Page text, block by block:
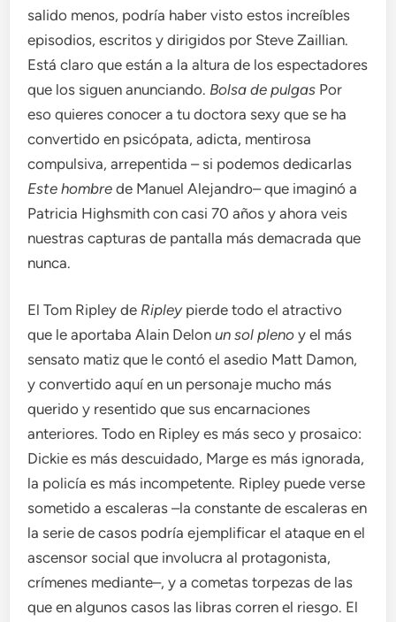
salido menos, podría haber visto estos increíbles
episodios, escritos y dirigidos por Steve Zaillian.
Está claro que están a la altura de los espectadores
que los siguen anunciando. Bolsa de pulgas Por
eso quieres conocer a tu doctora sexy que se ha
convertido en psicópata, adicta, mentirosa
compulsiva, arrepentida – si podemos dedicarlas
Este hombre de Manuel Alejandro– que imaginó a
Patricia Highsmith con casi 70 años y ahora veis
nuestras capturas de pantalla más demacrada que
nunca.
El Tom Ripley de Ripley pierde todo el atractivo
que le aportaba Alain Delon un sol plenoy el más
sensato matiz que le contó el asedio Matt Damon,
y convertido aquí en un personaje mucho más
querido y resentido que sus encarnaciones
anteriores. Todo en Ripley es más seco y prosaico:
Dickie es más descuidado, Marge es más ignorada,
la policía es más incompetente. Ripley puede verse
sometido a escaleras –la constante de escaleras en
la serie de casos podría ejemplificar el ataque en el
ascensor social que involucra al protagonista,
crímenes mediante–, y a cometas torpezas de las
que en algunos casos las libras corren el riesgo. El